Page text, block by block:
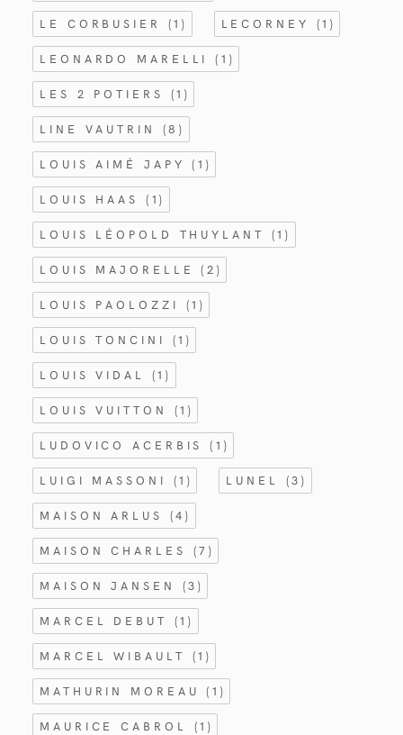
LE CORBUSIER (1) LECORNEY (1)
LEONARDO MARELLI(1)
LES 2 POTIERS (1)
LINE VAUTRIN (8)
LOUIS AIMÉ JAPY(1)
LOUIS HAAS (1)
LOUIS LÉOPOLD THUYLANT (1)
LOUIS MAJORELLE(2)
LOUIS PAOLOZZI (1)
LOUIS TONCINI (1)
LOUIS VIDAL (1)
LOUIS VUITTON (1)
LUDOVICO ACERBIS(1)
LUIGI MASSONI (1) LUNEL (3)
MAISON ARLUS (4)
MAISON CHARLES (7)
MAISON JANSEN (3)
MARCEL DEBUT (1)
MARCEL WIBAULT (1)
MATHURIN MOREAU(1)
MAURICE CABROL (1)